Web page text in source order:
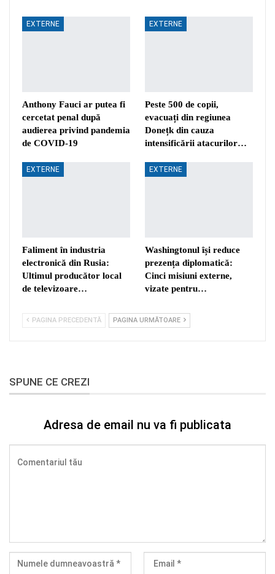
EXTERNE
Anthony Fauci ar putea fi
cercetat penal după
audierea privind pandemia
de COVID-19
EXTERNE
Peste 500 de copii,
evacuați din regiunea
Donețk din cauza
intensificării atacurilor…
EXTERNE
Faliment în industria
electronică din Rusia:
Ultimul producător local
de televizoare…
EXTERNE
Washingtonul își reduce
prezența diplomatică:
Cinci misiuni externe,
vizate pentru…
PAGINA PRECEDENTĂ PAGINA URMĂTOARE
SPUNE CE CREZI
Adresa de email nu va fi publicata